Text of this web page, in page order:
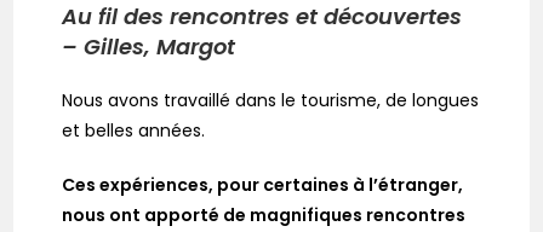
Au fil des rencontres et découvertes
– Gilles, Margot
Nous avons travaillé dans le tourisme, de longues
et belles années.
Ces expériences, pour certaines à l’étranger,
nous ont apporté de magnifiques rencontres